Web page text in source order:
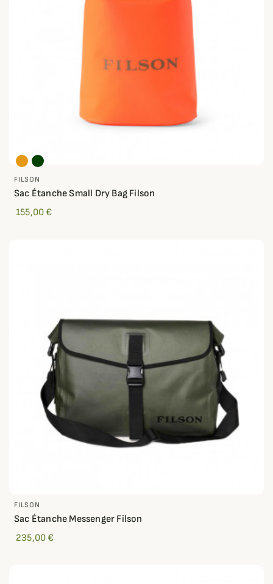
FILSON
Sac Étanche Small Dry Bag Filson
155,00 €
FILSON
Sac Étanche Messenger Filson
235,00 €